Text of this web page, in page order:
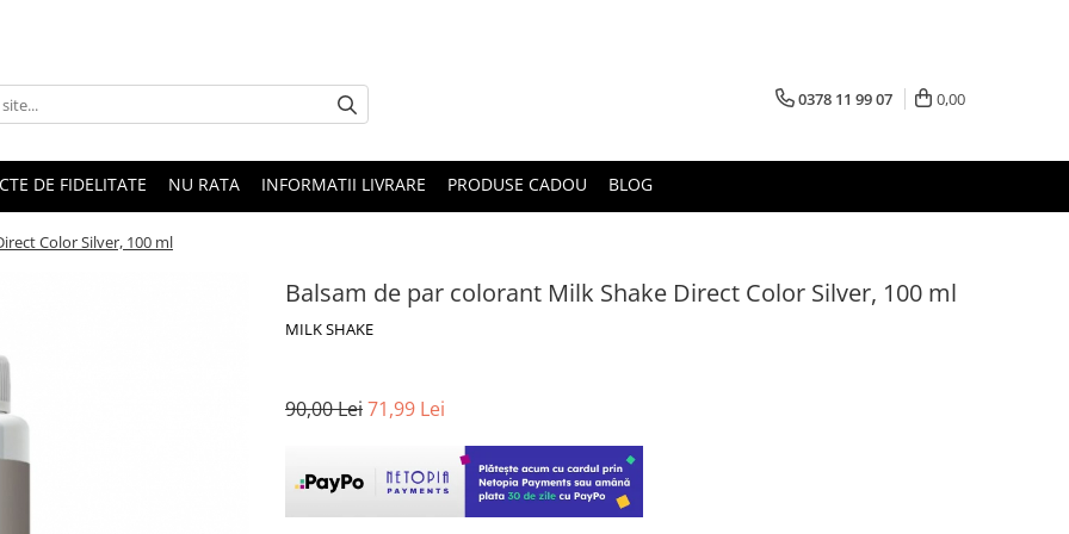
0378 11 99 07 0,00
DE FIDELITATE NU RATA INFORMATII LIVRARE PRODUSE CADOU BLOG
Color Silver, 100 ml
Balsam de par colorant Milk Shake Direct Color Silver, 100 ml
MILK SHAKE
90,00 Lei71,99 Lei